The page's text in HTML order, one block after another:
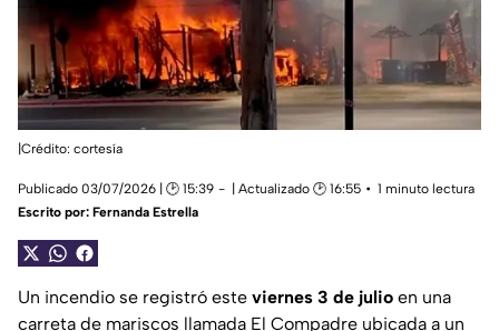
|Crédito: cortesía
Publicado 03/07/2026 | 🕑 15:39 | Actualizado 🕑 16:55
1 minuto lectura
Escrito por: Fernanda Estrella
Un incendio se registró este viernes 3 de julio en una
carreta de mariscos llamada El Compadre ubicada a un